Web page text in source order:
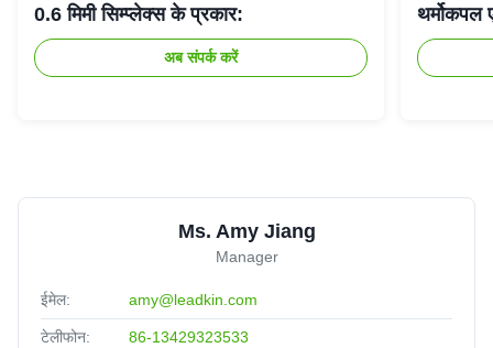
0.6 मिमी सिम्प्लेक्स के प्रकार:
अब संपर्क करें
Ms. Amy Jiang
Manager
ईमेल: amy@leadkin.com
टेलीफोन: 86-13429323533